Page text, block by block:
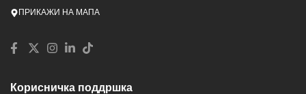
ПРИКАЖИ НА МАПА
Корисничка поддршка